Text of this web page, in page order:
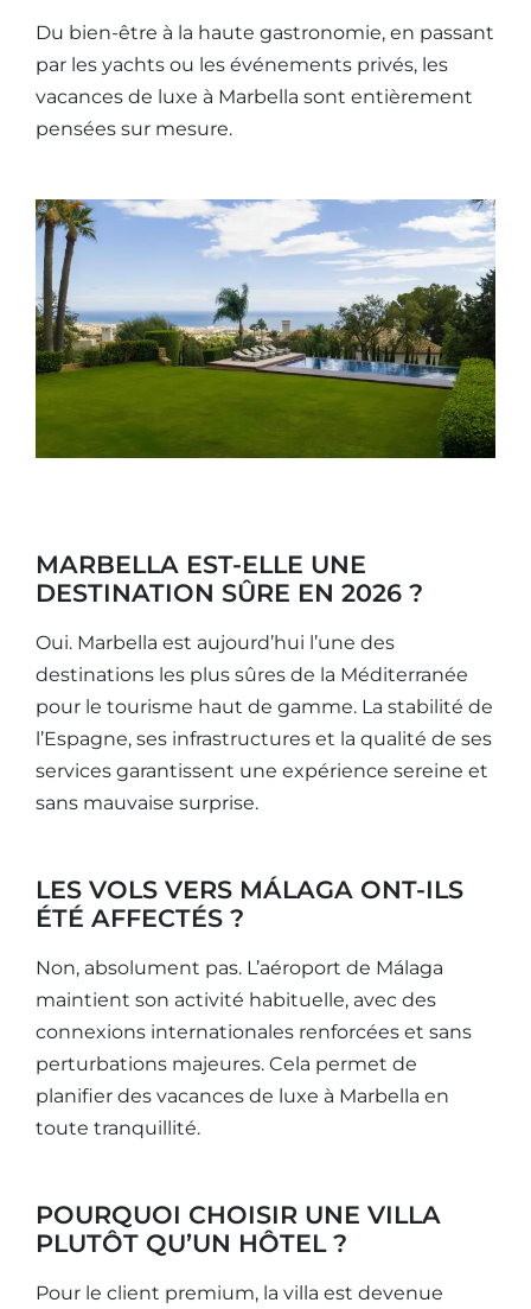
Du bien-être à la haute gastronomie, en passant
par les yachts ou les événements privés, les
vacances de luxe à Marbella sont entièrement
pensées sur mesure.
MARBELLA EST-ELLE UNE
DESTINATION SÛRE EN 2026 ?
Oui. Marbella est aujourd’hui l’une des
destinations les plus sûres de la Méditerranée
pour le tourisme haut de gamme. La stabilité de
l’Espagne, ses infrastructures et la qualité de ses
services garantissent une expérience sereine et
sans mauvaise surprise.
LES VOLS VERS MÁLAGA ONT-ILS
ÉTÉ AFFECTÉS ?
Non, absolument pas. L’aéroport de Málaga
maintient son activité habituelle, avec des
connexions internationales renforcées et sans
perturbations majeures. Cela permet de
planifier des vacances de luxe à Marbella en
toute tranquillité.
POURQUOI CHOISIR UNE VILLA
PLUTÔT QU’UN HÔTEL ?
Pour le client premium, la villa est devenue